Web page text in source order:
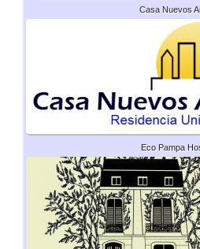
Casa Nuevos
Eco Pampa